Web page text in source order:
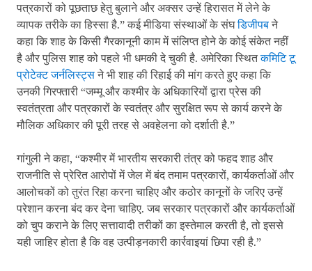
पत्रकारों को पूछताछ हेतु बुलाने और अक्सर उन्हें हिरासत में लेने के
व्यापक तरीके का हिस्सा है.” कई मीडिया संस्थाओं के संघडिजीपबने
कहा कि शाह के किसी गैरकानूनी काम में संलिप्त होने के कोई संकेत नहीं
है और पुलिस शाह को पहले भी धमकी दे चुकी है. अमेरिका स्थितकमिटि टू
प्रोटेक्ट जर्नलिस्ट्सने भी शाह की रिहाई की मांग करते हुए कहा कि
उनकी गिरफ्तारी “जम्मू और कश्मीर के अधिकारियों द्वारा प्रेस की
स्वतंत्रता और पत्रकारों के स्वतंत्र और सुरक्षित रूप से कार्य करने के
मौलिक अधिकार की पूरी तरह से अवहेलना को दर्शाती है.”
गांगुली ने कहा, “कश्मीर में भारतीय सरकारी तंत्र को फहद शाह और
राजनीति से प्रेरित आरोपों में जेल में बंद तमाम पत्रकारों, कार्यकर्ताओं और
आलोचकों को तुरंत रिहा करना चाहिए और कठोर कानूनों के जरिए उन्हें
परेशान करना बंद कर देना चाहिए. जब सरकार पत्रकारों और कार्यकर्ताओं
को चुप कराने के लिए सत्तावादी तरीकों का इस्तेमाल करती है, तो इससे
यही जाहिर होता है कि वह उत्पीड़नकारी कार्रवाइयां छिपा रही है.”